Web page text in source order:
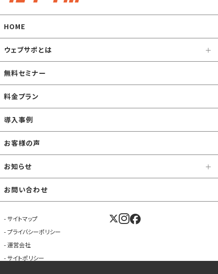
HOME
ウェブサポとは
無料セミナー
料金プラン
導入事例
お客様の声
お知らせ
お問い合わせ
サイトマップ
プライバシーポリシー
運営会社
サイトポリシー